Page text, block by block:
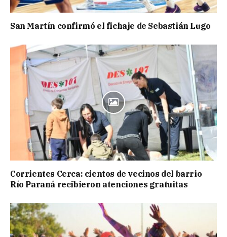
San Martín confirmó el fichaje de Sebastián Lugo
Corrientes Cerca: cientos de vecinos del barrio
Río Paraná recibieron atenciones gratuitas